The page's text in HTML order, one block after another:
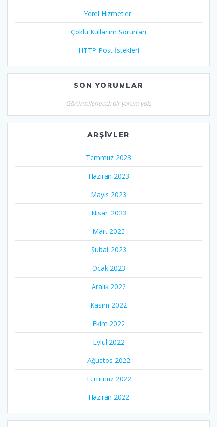
Yerel Hizmetler
Çoklu Kullanım Sorunları
HTTP Post İstekleri
SON YORUMLAR
Görüntülenecek bir yorum yok.
ARŞIVLER
Temmuz 2023
Haziran 2023
Mayıs 2023
Nisan 2023
Mart 2023
Şubat 2023
Ocak 2023
Aralık 2022
Kasım 2022
Ekim 2022
Eylül 2022
Ağustos 2022
Temmuz 2022
Haziran 2022